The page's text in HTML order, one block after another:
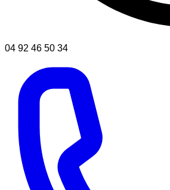
04 92 46 50 34